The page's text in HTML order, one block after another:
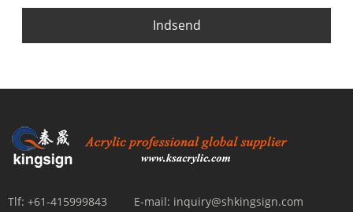
Indsend
Tlf: +61-415999843 E-mail: inquiry@shkingsign.com